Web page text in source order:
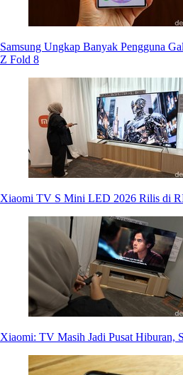
Samsung Ungkap Banyak Pengguna
Z Fold 8
Xiaomi TV S Mini LED 2026 Rilis di
Xiaomi: TV Masih Jadi Pusat Hiburan,